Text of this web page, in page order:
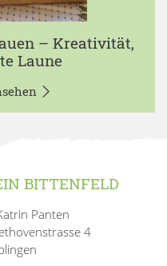
– Kreativität,
Laune
BITTENFELD
Panten
4